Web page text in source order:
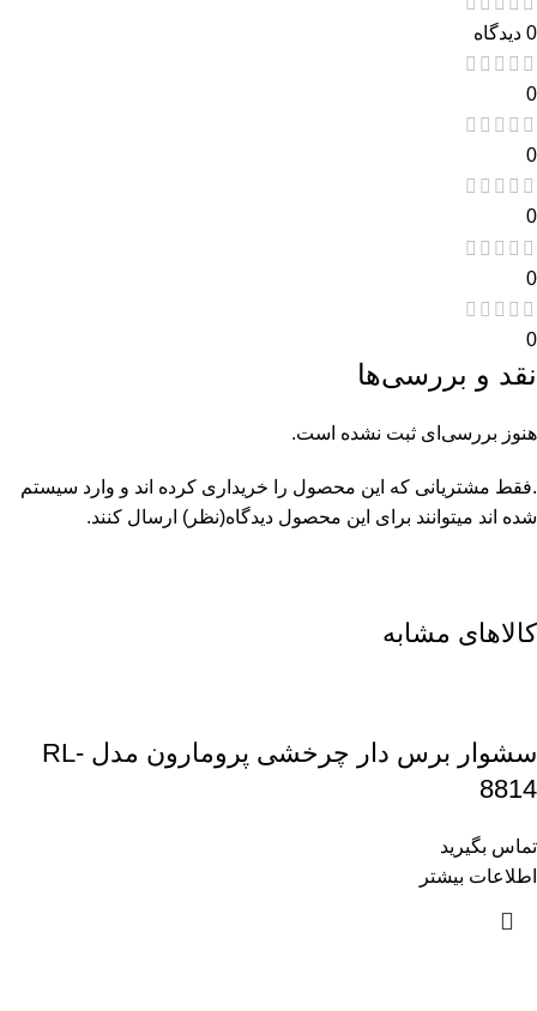
0 دیدگاه
0
0
0
0
0
نقد و بررسی‌ها
هنوز بررسی‌ای ثبت نشده است.
.فقط مشتریانی که این محصول را خریداری کرده اند و وارد سیستم
شده اند میتوانند برای این محصول دیدگاه(نظر) ارسال کنند.
کالاهای مشابه
سشوار برس دار چرخشی پرومارون مدل RL-
8814
تماس بگیرید
اطلاعات بیشتر